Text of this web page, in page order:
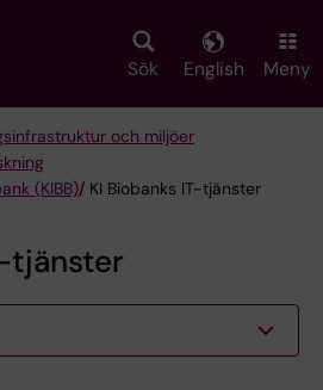
Sök English Meny
och miljöer
(KIBB)/ KI Biobanks IT-tjänster
tjänster